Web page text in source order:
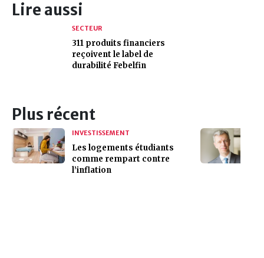
Lire aussi
SECTEUR
311 produits financiers
reçoivent le label de
durabilité Febelfin
Plus récent
INVESTISSEMENT
Les logements étudiants
comme rempart contre
l’inflation